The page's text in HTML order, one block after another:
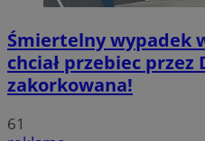
Śmiertelny wypadek
chciał przebiec przez
zakorkowana!
61